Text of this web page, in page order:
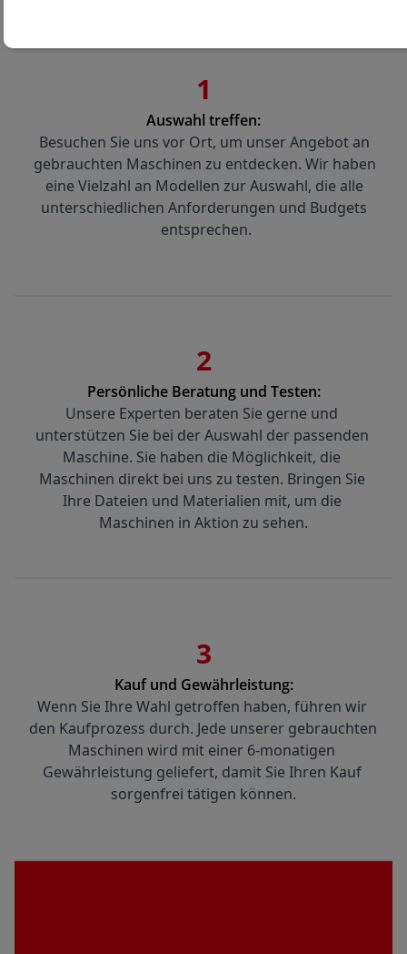
1
Auswahl treffen:
Besuchen Sie uns vor Ort, um unser Angebot an
gebrauchten Maschinen zu entdecken. Wir haben
eine Vielzahl an Modellen zur Auswahl, die alle
unterschiedlichen Anforderungen und Budgets
entsprechen.
2
Persönliche Beratung und Testen:
Unsere Experten beraten Sie gerne und
unterstützen Sie bei der Auswahl der passenden
Maschine. Sie haben die Möglichkeit, die
Maschinen direkt bei uns zu testen. Bringen Sie
Ihre Dateien und Materialien mit, um die
Maschinen in Aktion zu sehen.
3
Kauf und Gewährleistung:
Wenn Sie Ihre Wahl getroffen haben, führen wir
den Kaufprozess durch. Jede unserer gebrauchten
Maschinen wird mit einer 6-monatigen
Gewährleistung geliefert, damit Sie Ihren Kauf
sorgenfrei tätigen können.